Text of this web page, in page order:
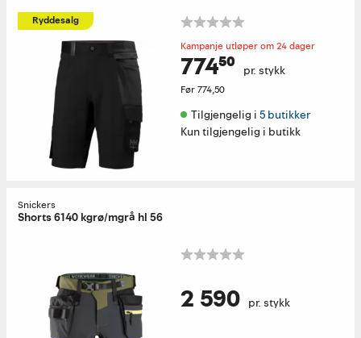
Ryddesalg
Kampanje utløper om 24 dager
774⁵⁰ pr. stykk
Før774,50
Tilgjengelig i 5 butikker
Kun tilgjengelig i butikk
Snickers
Shorts 6140 kgrø/mgrå hl 56
2 590 pr. stykk